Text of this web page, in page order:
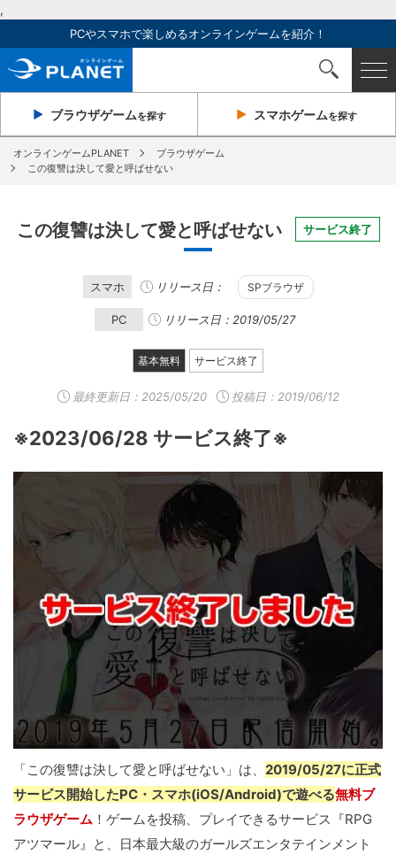
,
PCやスマホで楽しめるオンラインゲームを紹介！
ブラウザゲームを探す スマホゲームを探す
オンラインゲームPLANET
ブラウザゲーム
この復讐は決して愛と呼ばせない
この復讐は決して愛と呼ばせない サービス終了
スマホ リリース日： SPブラウザ
PC リリース日：2019/05/27
基本無料 サービス終了
最終更新日： 2025/05/20 投稿日：2019/06/12
※2023/06/28 サービス終了※
「この復讐は決して愛と呼ばせない」は、 2019/05/27に正式
サービス開始したPC・スマホ(iOS/Android)で遊べる無料ブ
ラウザゲーム ！ゲームを投稿、プレイできるサービス『RPG
アツマール』と、日本最大級のガールズエンタテインメント